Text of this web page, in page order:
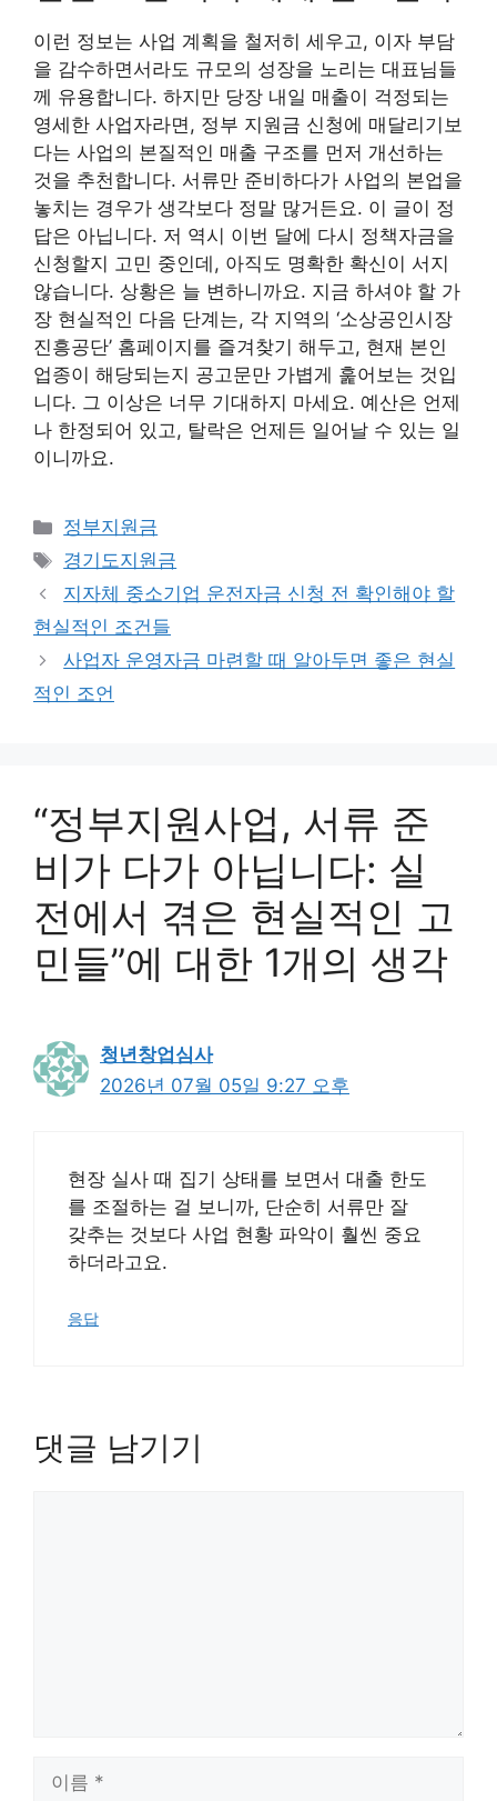
이런 정보는 사업 계획을 철저히 세우고, 이자 부담
을 감수하면서라도 규모의 성장을 노리는 대표님들
께 유용합니다. 하지만 당장 내일 매출이 걱정되는
영세한 사업자라면, 정부 지원금 신청에 매달리기보
다는 사업의 본질적인 매출 구조를 먼저 개선하는
것을 추천합니다. 서류만 준비하다가 사업의 본업을
놓치는 경우가 생각보다 정말 많거든요. 이 글이 정
답은 아닙니다. 저 역시 이번 달에 다시 정책자금을
신청할지 고민 중인데, 아직도 명확한 확신이 서지
않습니다. 상황은 늘 변하니까요. 지금 하셔야 할 가
장 현실적인 다음 단계는, 각 지역의 ‘소상공인시장
진흥공단’ 홈페이지를 즐겨찾기 해두고, 현재 본인
업종이 해당되는지 공고문만 가볍게 훑어보는 것입
니다. 그 이상은 너무 기대하지 마세요. 예산은 언제
나 한정되어 있고, 탈락은 언제든 일어날 수 있는 일
이니까요.
카
테
리
정부지원금
태
그
경기도지원금
지자체 중소기업 운전자금 신청 전 확인해야 할
현실적인 조건들
사업자 운영자금 마련할 때 알아두면 좋은 현실
적인 조언
“정부지원사업, 서류 준
비가 다가 아닙니다: 실
전에서 겪은 현실적인 고
민들”에 대한 1개의 생각
청년창업심사
2026년 07월 05일 9:27 오후
현장 실사 때 집기 상태를 보면서 대출 한도
를 조절하는 걸 보니까, 단순히 서류만 잘
갖추는 것보다 사업 현황 파악이 훨씬 중요
하더라고요.
응답
댓글 남기기